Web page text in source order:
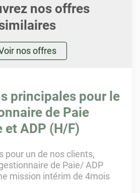
nos offres
nos offres
principales pour le
de Paie
et ADP (H/F)
pour un de nos clients,
de Paie/ ADP
mission intérim de 4mois